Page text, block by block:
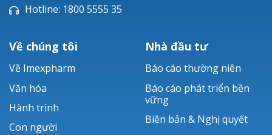
Bacsulfo®
Hotline: 1800 5555 35
Về chúng tôi
Về Imexpharm
Văn hóa
Hành trình
Con người
Nhà đầu tư
Báo cáo thường niên
Báo cáo phát triển bền
vững
Biên bản & Nghị quyết